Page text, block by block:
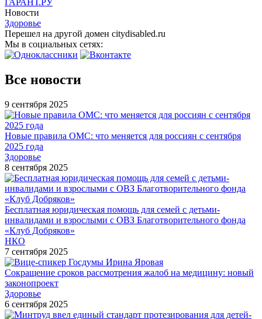
Новости
Здоровье
Перешел на другой домен citydisabled.ru
Мы в социальных сетях:
Все новости
9 сентября 2025
Новые правила ОМС: что меняется для россиян с сентября
2025 года
Здоровье
8 сентября 2025
Бесплатная юридическая помощь для семей с детьми-
инвалидами и взрослыми с ОВЗ Благотворительного фонда
«Клуб Добряков»
НКО
7 сентября 2025
Сокращение сроков рассмотрения жалоб на медицину: новый
законопроект
Здоровье
6 сентября 2025